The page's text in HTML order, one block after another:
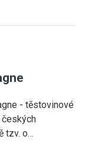
- těstovinové
tzv. o…